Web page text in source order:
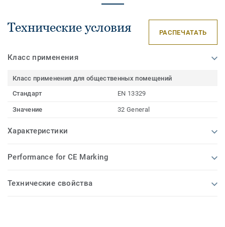
Технические условия РАСПЕЧАТАТЬ
Класс применения
Класс применения для общественных помещений
Стандарт
EN 13329
Значение 32 General
Характеристики
Performance for CE Marking
Технические свойства